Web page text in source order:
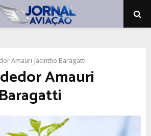
Amauri Jacintho Baragatti
Amauri